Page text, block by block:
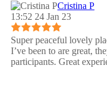
Cristina P
13:52 24 Jan 23
Super peaceful lovely
I’ve been to are great,
participants. Great